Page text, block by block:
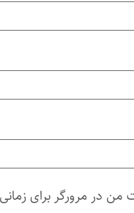
من در مرورگر برای